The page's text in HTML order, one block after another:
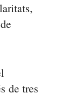
de tres